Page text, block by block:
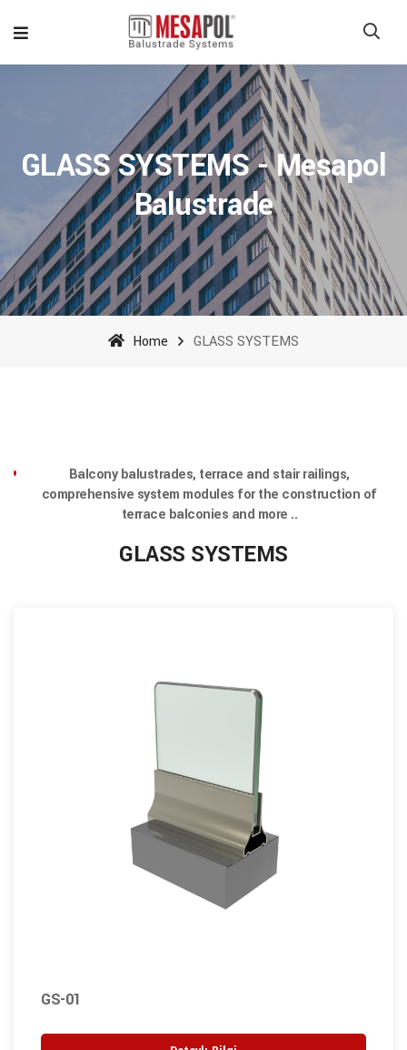
GLASS SYSTEMS - Mesapol
Balustrade
Home GLASS SYSTEMS
Balcony balustrades, terrace and stair railings,
comprehensive system modules for the construction of
terrace balconies and more ..
GLASS SYSTEMS
GS-01